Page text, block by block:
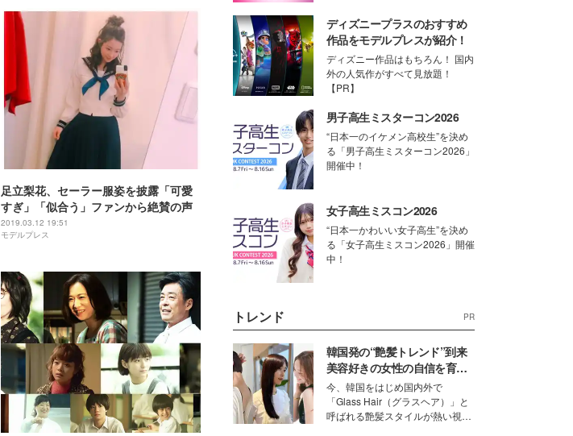
足立梨花、セーラー服姿を披露「可愛
すぎ」「似合う」ファンから絶賛の声
2019.03.12 19:51
モデルプレス
ディズニープラスのおすすめ
作品をモデルプレスが紹介！
ディズニー作品はもちろん！ 国内
外の人気作がすべて見放題！
【PR】
男子高生ミスターコン2026
“日本一のイケメン高校生”を決め
る「男子高生ミスターコン2026」
開催中！
女子高生ミスコン2026
“日本一かわいい女子高生”を決め
る「女子高生ミスコン2026」開催
中！
トレンド PR
韓国発の“艶髪トレンド”到来
美容好きの女性の自信を育む
「ヘアケア事情」って？
今、韓国をはじめ国内外で
「Glass Hair（グラスヘア）」と
呼ばれる艶髪スタイルが熱い視線